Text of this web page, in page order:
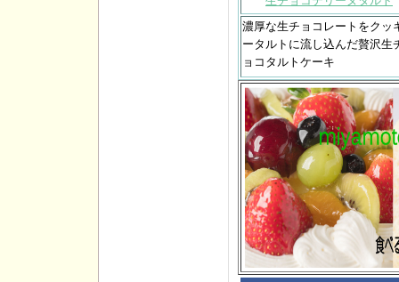
濃厚な生チョコレートをクッ
ータルトに流し込んだ贅沢生
ョコタルトケーキ